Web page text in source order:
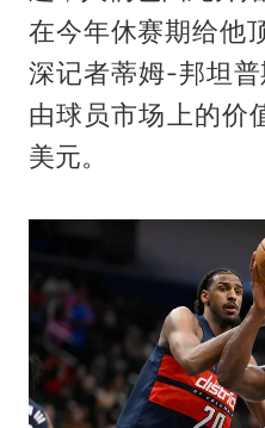
在今年休赛期给他
深记者蒂姆-邦坦
由球员市场上的价
美元。